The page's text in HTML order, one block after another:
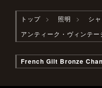
トップ 照明
シ
アンティーク・ヴィンテー
French Gilt Bronze